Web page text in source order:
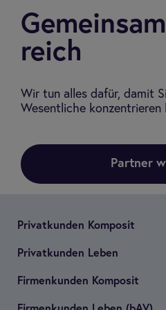
reich
Wir tun alles dafür, damit
Wesentliche konzentrieren
Partner
Pri­vat­kun­den Kom­po­sit
Pri­vat­kun­den Leben
Fir­men­kun­den Kom­po­sit